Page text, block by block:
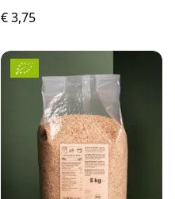
€ 3,75